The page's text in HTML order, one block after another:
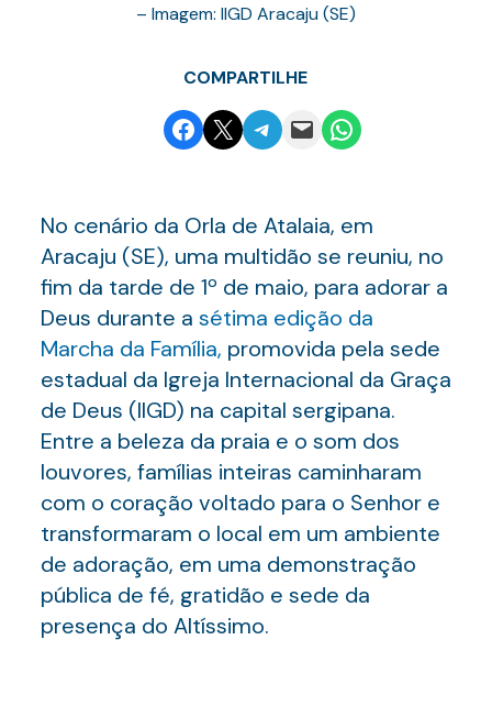
– Imagem: IIGD Aracaju (SE)
COMPARTILHE
Share on Facebook
Email this PageShare on Telegram
Email this PageShare on WhatsApp
No cenário da Orla de Atalaia, em
Aracaju (SE), uma multidão se reuniu, no
fim da tarde de 1º de maio, para adorar a
Deus durante a sétima edição da
Marcha da Família, promovida pela sede
estadual da Igreja Internacional da Graça
de Deus (IIGD) na capital sergipana.
Entre a beleza da praia e o som dos
louvores, famílias inteiras caminharam
com o coração voltado para o Senhor e
transformaram o local em um ambiente
de adoração, em uma demonstração
pública de fé, gratidão e sede da
presença do Altíssimo.